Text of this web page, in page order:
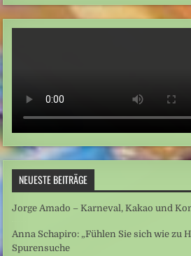
NEUESTE BEITRÄGE
Jorge Amado – Karneval, Kakao und
Anna Schapiro: „Fühlen Sie sich wie zu
Spurensuche